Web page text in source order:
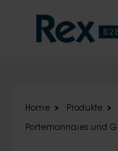
Home Produkte
Portemonnaies und